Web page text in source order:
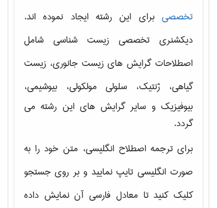
تخصصی برای این رشته ایجاد نموده اند.
دیکشنری تخصصی زیست شناسی شامل
اصطلاحات گرایش های زیست جانوری، زیست
گیاهی، ژنتیک، سلولی مولکولی، بیوشیمی،
بیوفیزیک و سایر گرایش های این رشته می
گردد.
برای ترجمه اصطلاح انگلیسی، متن خود را به
صورت انگلیسی تایپ نمایید و بر روی جستجو
کلیک کنید تا معادل فارسی آن نمایش داده